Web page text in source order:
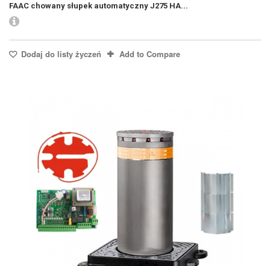
FAAC chowany słupek automatyczny J275 HA...
Dodaj do listy życzeń Add to Compare